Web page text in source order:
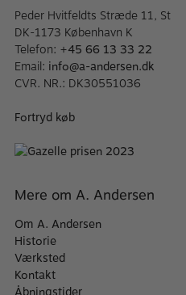
Peder Hvitfeldts Stræde 11, St
DK-1173 København K
Telefon: +45 66 13 33 22
Email: info@a-andersen.dk
CVR. NR.: DK30551036
Fortryd køb
Mere om A. Andersen
Om A. Andersen
Historie
Værksted
Kontakt